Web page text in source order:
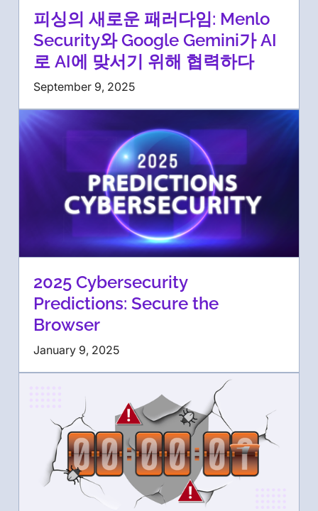
피싱의 새로운 패러다임: Menlo
Security와 Google Gemini가 AI
로 AI에 맞서기 위해 협력하다
September 9, 2025
2025 Cybersecurity
Predictions: Secure the
Browser
January 9, 2025